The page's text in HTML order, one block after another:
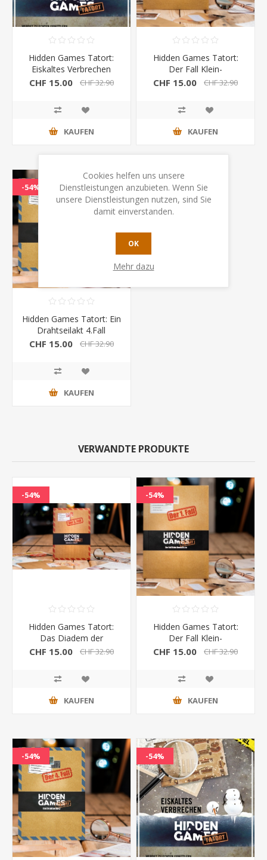
Hidden Games Tatort:
Eiskaltes Verbrechen
6.Fall
CHF 15.00 CHF 32.90
KAUFEN
Hidden Games Tatort:
Der Fall Klein-
Borstelheim 1.Fall
CHF 15.00 CHF 32.90
KAUFEN
-54%
Hidden Games Tatort: Ein
Drahtseilakt 4.Fall
CHF 15.00 CHF 32.90
KAUFEN
VERWANDTE PRODUKTE
-54%
Hidden Games Tatort:
Das Diadem der
Madonna 2.Fall
CHF 15.00 CHF 32.90
KAUFEN
-54%
Hidden Games Tatort:
Der Fall Klein-
Borstelheim 1.Fall
CHF 15.00 CHF 32.90
KAUFEN
-54% -54%
Cookies helfen uns unsere
Dienstleistungen anzubieten. Wenn Sie
unsere Dienstleistungen nutzen, sind Sie
damit einverstanden.
OK
Mehr dazu